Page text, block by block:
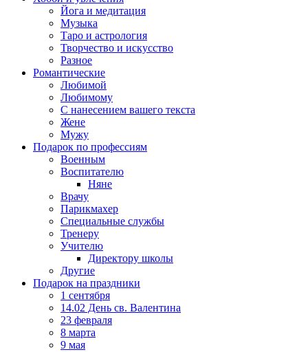
Йога и медитация
Музыка
Таро и астрология
Творчество и искусство
Разное
Романтические
Любимой
Любимому
С нанесением вашего текста
Жене
Мужу
Подарок по профессиям
Военным
Воспитателю
Няне
Врачу
Парикмахер
Специальные службы
Тренеру
Учителю
Директору школы
Другие
Подарок на праздники
1 сентября
14.02 День св. Валентина
23 февраля
8 марта
9 мая